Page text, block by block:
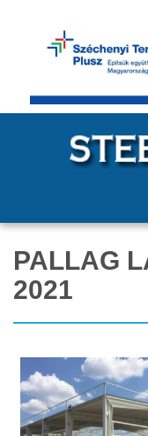
PALLAG
2021